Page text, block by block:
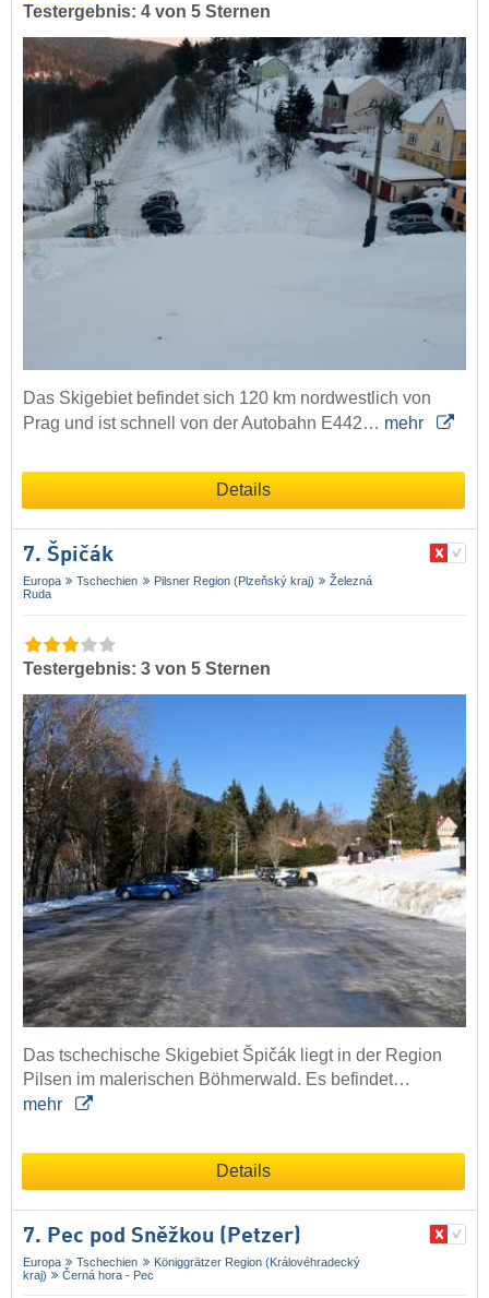
Testergebnis: 4 von 5 Sternen
Das Skigebiet befindet sich 120 km nordwestlich von
Prag und ist schnell von der Autobahn E442… mehr
Details
7. Špičák
Europa Tschechien Pilsner Region (Plzeňský kraj)
Železná
Ruda
Testergebnis: 3 von 5 Sternen
Das tschechische Skigebiet Špičák liegt in der Region
Pilsen im malerischen Böhmerwald. Es befindet…
mehr
Details
7. Pec pod Sněžkou (Petzer)
Europa Tschechien
Königgrätzer Region (Královéhradecký
kraj)
Černá hora - Pec